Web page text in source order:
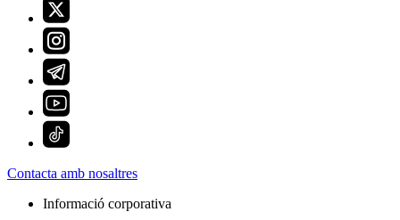
Contacta amb nosaltres
Informació corporativa